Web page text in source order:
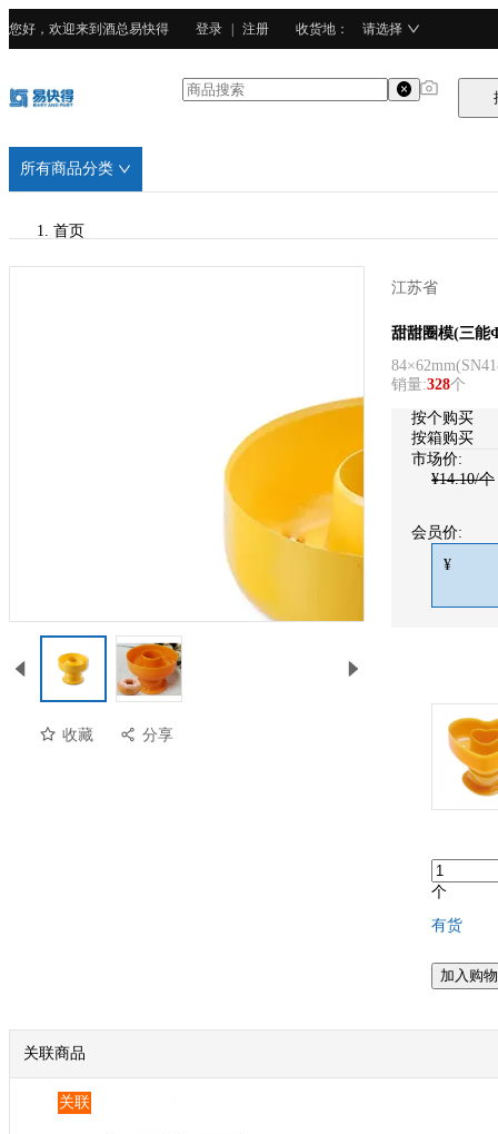
您好，欢迎来到酒总易快得 登录 注册 收货地 ： 请选择
所有商品分类
首页
收藏 分享
江苏省
三能
甜甜圈模(三能
84×62mm(
销量:328个
按个购买
按箱购买
市场价:
¥14.10/个
会员价:
¥
个
有货
加入购
关联商品
关联